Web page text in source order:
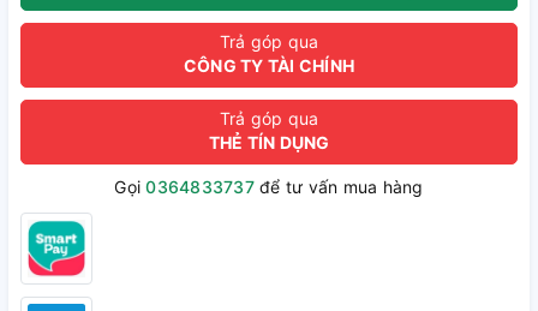
Trả góp qua
CÔNG TY TÀI CHÍNH
Trả góp qua
THẺ TÍN DỤNG
Gọi0364833737để tư vấn mua hàng